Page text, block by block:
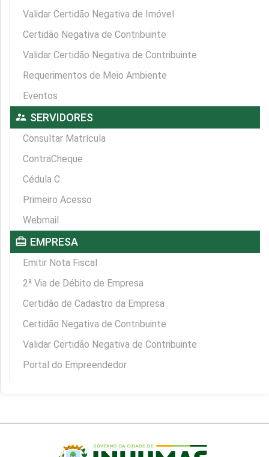
Validar Certidão Negativa de Imóvel
Certidão Negativa de Contribuinte
Validar Certidão Negativa de Contribuinte
Requerimentos de Meio Ambiente
Eventos
supervisor_account SERVIDORES
Consultar Matrícula
ContraCheque
Cédula C
Primeiro Acesso
Webmail
card_travel EMPRESA
Emitir Nota Fiscal
2ª Via de Débito de Empresa
Certidão de Cadastro da Empresa
Certidão Negativa de Contribuinte
Validar Certidão Negativa de Contribuinte
Portal do Empreendedor